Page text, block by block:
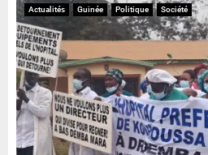
Actualités Guinée Politique Société